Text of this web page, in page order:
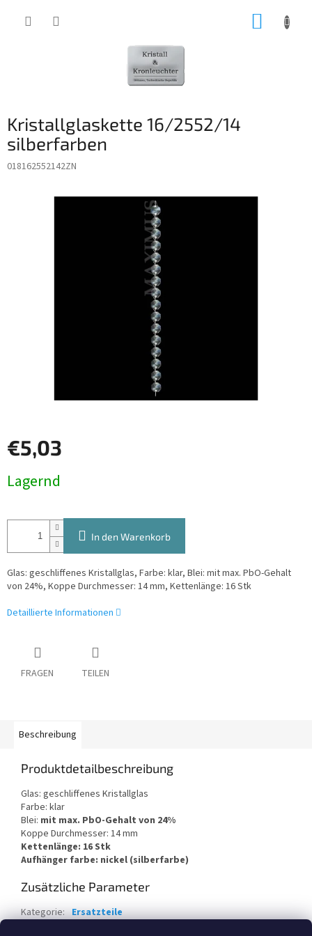
Kristallglaskette 16/2552/14
silberfarben
018162552142ZN
€5,03
Lagernd
In den Warenkorb
Glas: geschliffenes Kristallglas, Farbe: klar, Blei: mit max. PbO-Gehalt
von 24%, Koppe Durchmesser: 14 mm, Kettenlänge: 16 Stk
Detaillierte Informationen
FRAGEN TEILEN
Beschreibung
Produktdetailbeschreibung
Glas: geschliffenes Kristallglas
Farbe: klar
Blei: mit max. PbO-Gehalt von 24%
Koppe Durchmesser: 14 mm
Kettenlänge: 16 Stk
Aufhänger farbe: nickel (silberfarbe)
Zusätzliche Parameter
Kategorie: Ersatzteile